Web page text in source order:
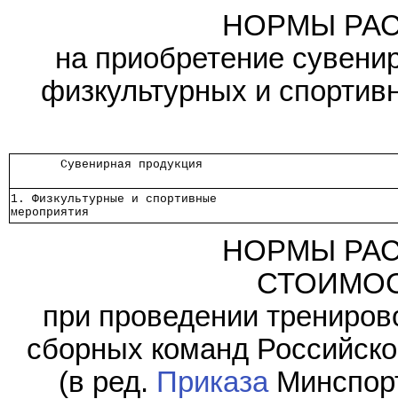
НОРМЫ
на приобретение
физкультурных и
       Сувенирная продукция
1. Физкультурные и спортивные
мероприятия
НОРМЫ
при проведении
сборных команд
(в ред. Приказа